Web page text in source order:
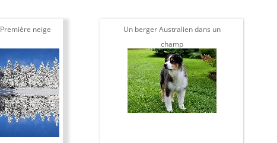
Première neige
Un berger Australien dans un
champ